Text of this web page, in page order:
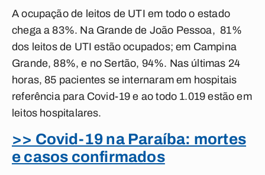
A ocupação de leitos de UTI em todo o estado
chega a 83%. Na Grande de João Pessoa, 81%
dos leitos de UTI estão ocupados; em Campina
Grande, 88%, e no Sertão, 94%. Nas últimas 24
horas, 85 pacientes se internaram em hospitais
referência para Covid-19 e ao todo 1.019 estão em
leitos hospitalares.
>> Covid-19 na Paraíba: mortes
e casos confirmados